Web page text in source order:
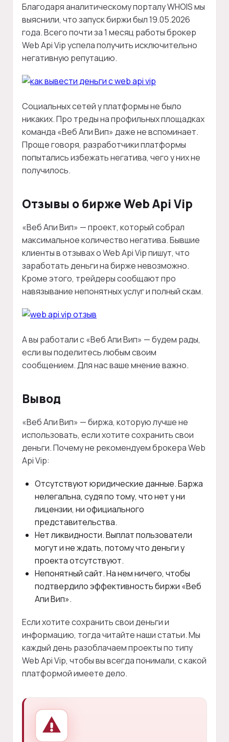
Благодаря аналитическому порталу WHOIS мы
выяснили, что запуск биржи был 19.05.2026
года. Всего почти за 1 месяц работы брокер
Web Api Vip успела получить исключительно
негативную репутацию.
Социальных сетей у платформы не было
никаких. Про треды на профильных площадках
команда «Веб Апи Вип» даже не вспоминает.
Проще говоря, разработчики платформы
попытались избежать негатива, чего у них не
получилось.
Отзывы о бирже Web Api Vip
«Веб Апи Вип» — проект, который собрал
максимальное количество негатива. Бывшие
клиенты в отзывах о Web Api Vip пишут, что
заработать деньги на бирже невозможно.
Кроме этого, трейдеры сообщают про
навязывание непонятных услуг и полный скам.
А вы работали с «Веб Апи Вип» — будем рады,
если вы поделитесь любым своим
сообщением. Для нас ваше мнение важно.
Вывод
«Веб Апи Вип» — биржа, которую лучше не
использовать, если хотите сохранить свои
деньги. Почему не рекомендуем брокера Web
Api Vip:
Отсутствуют юридические данные. Баржа
нелегальна, судя по тому, что нет у ни
лицензии, ни официального
представительства.
Нет ликвидности. Выплат пользователи
могут и не ждать, потому что деньги у
проекта отсутствуют.
Непонятный сайт. На нем ничего, чтобы
подтвердило эффективность биржи «Веб
Апи Вип».
Если хотите сохранить свои деньги и
информацию, тогда читайте наши статьи. Мы
каждый день разоблачаем проекты по типу
Web Api Vip, чтобы вы всегда понимали, с какой
платформой имеете дело.